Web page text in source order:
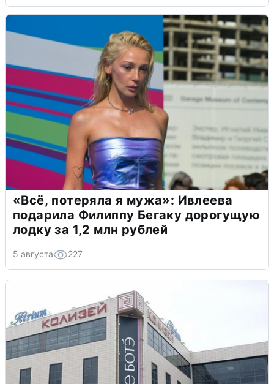
«Всё, потеряла я мужа»: Ивлеева
подарила Филиппу Бегаку дорогущую
лодку за 1,2 млн рублей
5 августа 227